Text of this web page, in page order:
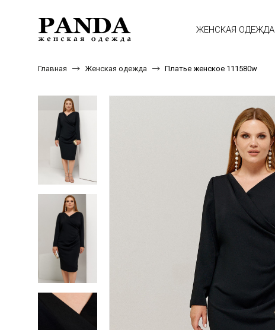
ЖЕНСКАЯ ОДЕЖДА
Главная Женская одежда Платье женское 111580w